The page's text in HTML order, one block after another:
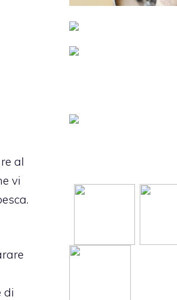
al
vi
di